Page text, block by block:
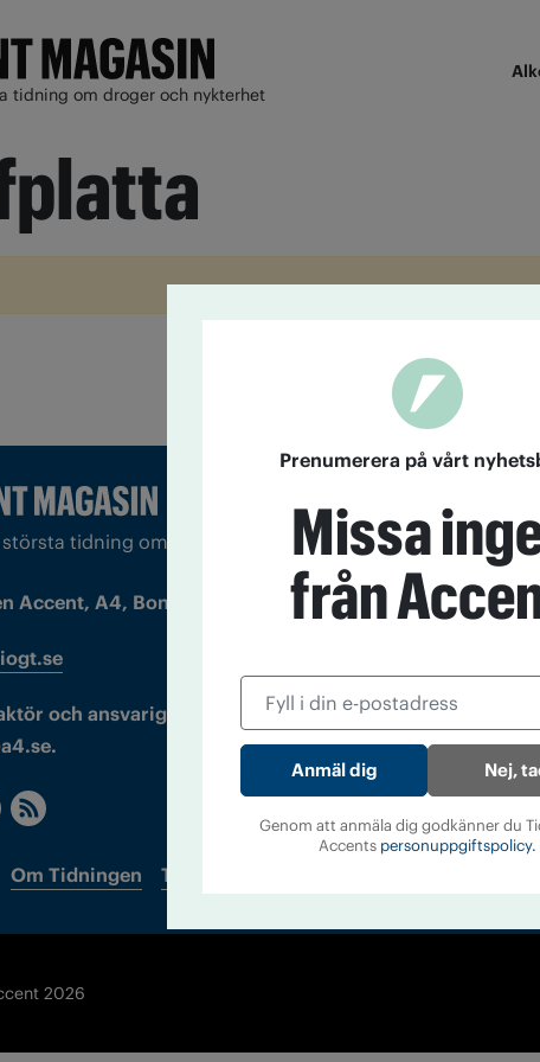
tidning om droger och nykterhet
största tidning om droger och nykterhet
Accent, A4, Bondegatan 21, 116 33 Stockholm
och ansvarig utgivare: Barbro Janson Lundkvist,
Om Tidningen Tidningsarkiv
2026
Prenumerera på vårt
Missa
från
Nej,
Genom att anmäla dig godkänner du
Accents personuppgiftspolicy.